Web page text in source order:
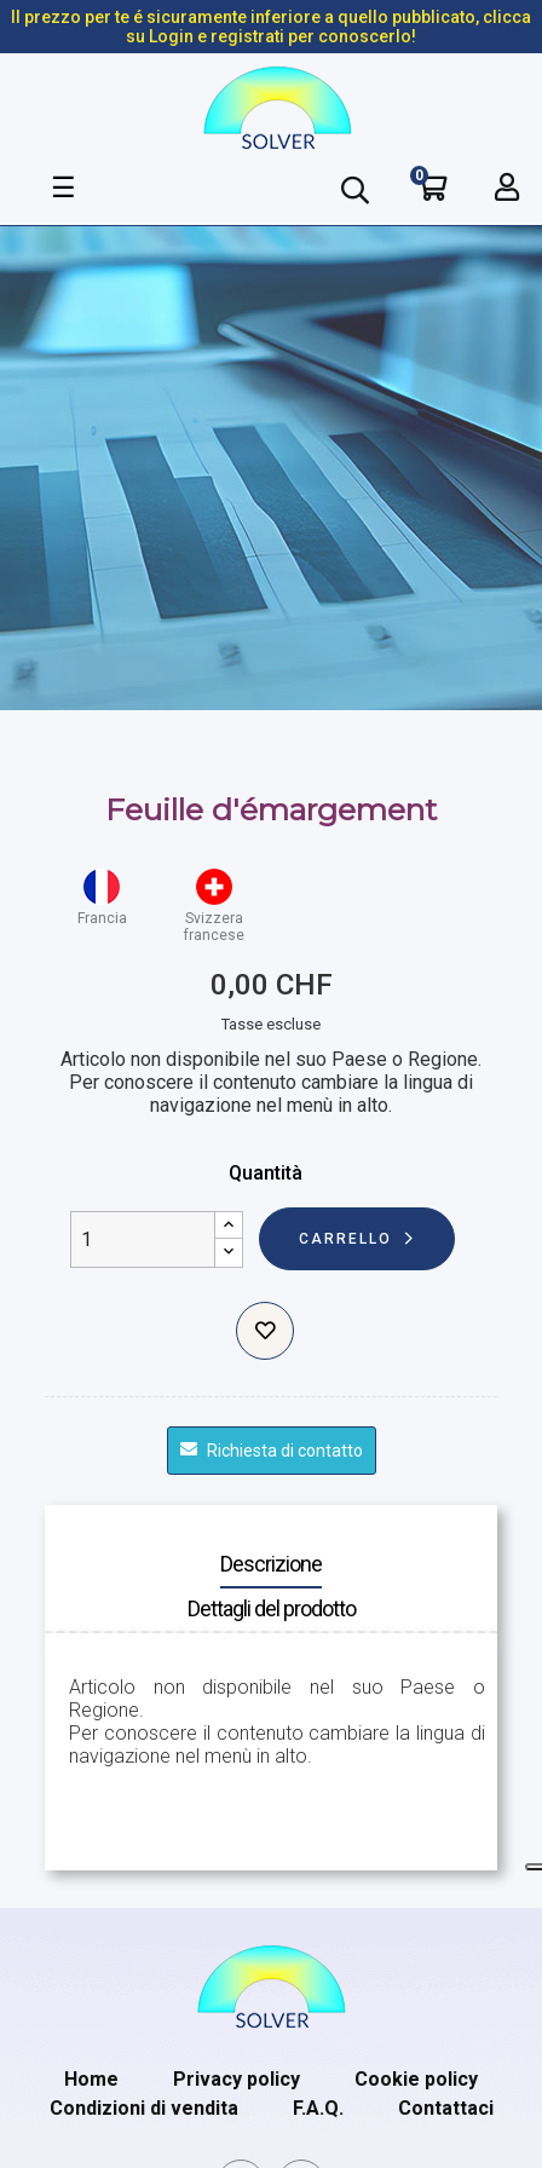
Il prezzo per te é sicuramente inferiore a quello pubblicato, clicca
su Login e registrati per conoscerlo!
navigazione
☰ 0
Feuille d'émargement
Francia
Svizzera
francese
0,00 CHF
Tasse escluse
Articolo non disponibile nel suo Paese o Regione.
Per conoscere il contenuto cambiare la lingua di
navigazione nel menù in alto.
Quantità
CARRELLO
Richiesta di contatto
Descrizione
Dettagli del prodotto
Articolo non disponibile nel suo Paese o
Regione.
Per conoscere il contenuto cambiare la lingua di
navigazione nel menù in alto.
Home Privacy policy
Cookie policy
Condizioni di vendita
F.A.Q. Contattaci